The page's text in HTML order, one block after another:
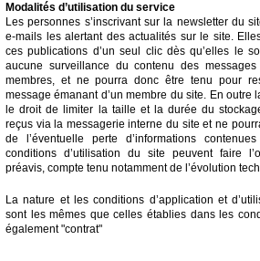
Modalités d’utilisation du service
Les personnes s’inscrivant sur la newsletter du
e-mails les alertant des actualités sur le site.
ces publications d’un seul clic dès qu’elles le
aucune surveillance du contenu des
membres, et ne pourra donc être tenu pour
message émanant d’un membre du site. En outre
le droit de limiter la taille et la durée du
reçus via la messagerie interne du site et ne
de l’éventuelle perte d’informations
conditions d’utilisation du site peuvent faire
préavis, compte tenu notamment de l’évolution
La nature et les conditions d’application et
sont les mêmes que celles établies dans les
également "contrat"